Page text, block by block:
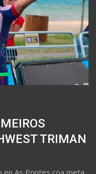
TRIMAN
As Pontes coa meta